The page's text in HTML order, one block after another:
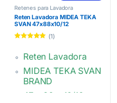
Retenes para Lavadora
Reten Lavadora MIDEA TEKA
SVAN 47x88x10/12
(1)
Reten Lavadora
MIDEA TEKA SVAN
BRAND
47 x 88 x 10/12 mm.